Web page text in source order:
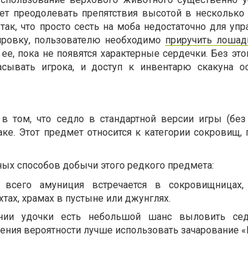
преодолевать препятствия высотой в несколько
что просто сесть на моба недостаточно для
пользователю необходимо приручить
пока не появятся характерные сердечки. Без
игрока, и доступ к инвентарю скакуна
в том, что седло в стандартной версии игры
Этот предмет относится к категории сокровищ,
способов добычи этого редкого предмета:
амуниция встречается в сокровищницах,
храмах в пустыне или джунглях.
удочки есть небольшой шанс выловить
вероятности лучше использовать зачарование